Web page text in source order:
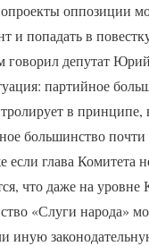
оппозиции
и попадать в
говорил депутат
партийное
в принципе,
большинство
глава Комитета
что даже на уровне
«Слуги народа»
иную